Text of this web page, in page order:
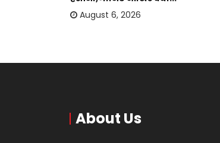
August 6, 2026
About Us